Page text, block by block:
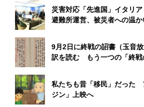
災害対応「先進国」イタリ
避難所運営、被災者への温か
9月2日に終戦の詔書（玉音
訳を読む もう一つの「終戦
私たちも昔「移民」だった
ジン」上映へ